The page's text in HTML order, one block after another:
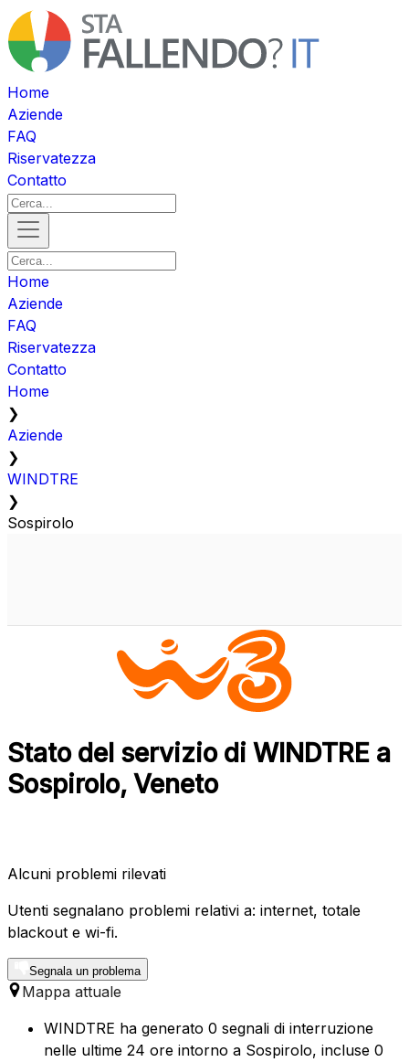
Home
Aziende
FAQ
Riservatezza
Contatto
Home
Aziende
FAQ
Riservatezza
Contatto
Home
❯
Aziende
❯
WINDTRE
❯
Sospirolo
Stato del servizio di WINDTRE a
Sospirolo, Veneto
Alcuni problemi rilevati
Utenti segnalano problemi relativi a: internet, totale
blackout e wi-fi.
Segnala un problema
Mappa attuale
WINDTRE ha generato 0 segnali di interruzione
nelle ultime 24 ore intorno a Sospirolo, incluse 0